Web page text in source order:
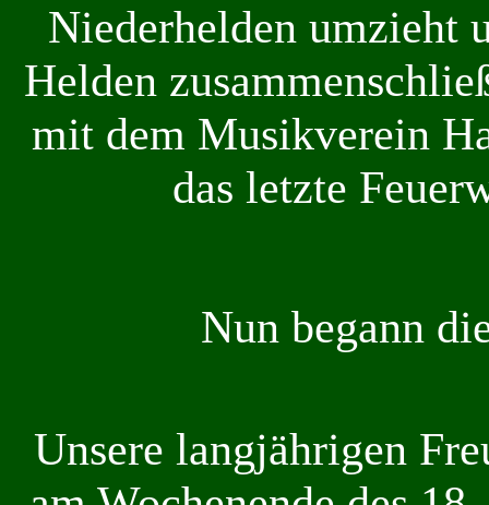
Niederhelden umzieht
Helden
mit dem Musikverein
das letzte
Nun begann
Unsere langjährigen